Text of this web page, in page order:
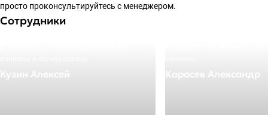
просто проконсультируйтесь с менеджером.
Сотрудники
Кузин Алексей Карасев Александр